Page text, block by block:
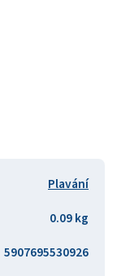
Plavání
0.09 kg
5907695530926